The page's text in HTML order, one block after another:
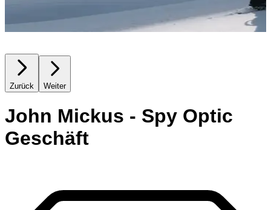
Zurück Weiter
John Mickus - Spy Optic
Geschäft